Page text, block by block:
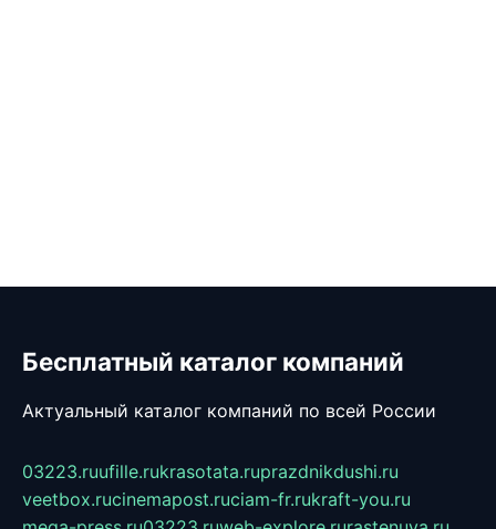
Бесплатный каталог компаний
Актуальный каталог компаний по всей России
03223.ruufille.rukrasotata.ruprazdnikdushi.ru
veetbox.rucinemapost.ruciam-fr.rukraft-you.ru